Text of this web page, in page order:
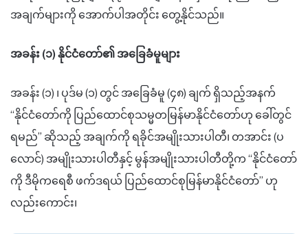
အချက်များကို အောက်ပါအတိုင်း တွေ့နိုင်သည်။
အခန်း (၁) နိုင်ငံတော်၏ အခြေခံမူများ
အခန်း (၁) ၊ ပုဒ်မ (၁) တွင် အခြေခံမူ (၄၈) ချက် ရှိသည့်အနက်
“နိုင်ငံတော်ကို ပြည်ထောင်စုသမ္မတမြန်မာနိုင်ငံတော်ဟု ခေါ်တွင်
ရမည်” ဆိုသည့် အချက်ကို ရခိုင်အမျိုးသားပါတီ၊ တအာင်း (ပ
လောင်) အမျိုးသားပါတီနှင့် မွန်အမျိုးသားပါတီတို့က “နိုင်ငံတော်
ကို ဒီမိုကရေစီ ဖက်ဒရယ် ပြည်ထောင်စုမြန်မာနိုင်ငံတော်” ဟု
လည်းကောင်း၊